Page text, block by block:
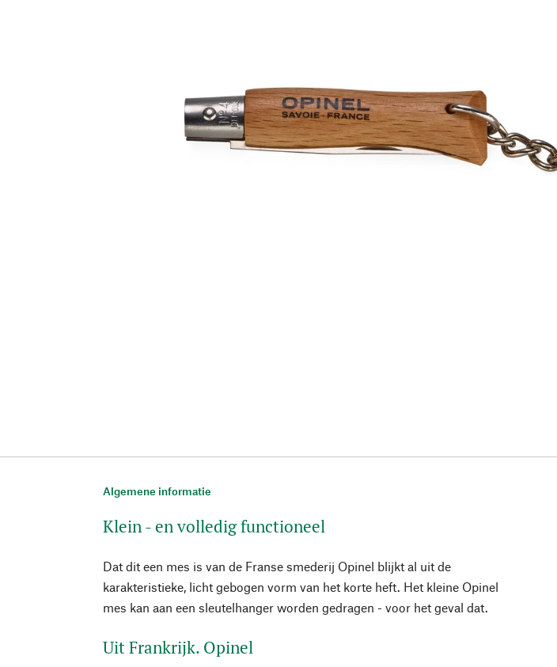
Algemene informatie
Klein - en volledig functioneel
Dat dit een mes is van de Franse smederij Opinel blijkt al uit de
karakteristieke, licht gebogen vorm van het korte heft. Het kleine Opinel
mes kan aan een sleutelhanger worden gedragen - voor het geval dat.
Uit Frankrijk. Opinel